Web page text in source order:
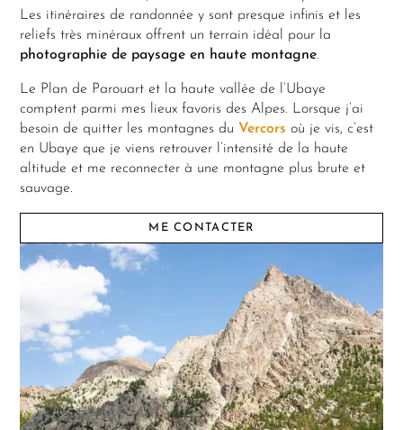
Les itinéraires de randonnée y sont presque infinis et les
reliefs très minéraux offrent un terrain idéal pour la
photographie de paysage en haute montagne.
Le Plan de Parouart et la haute vallée de l’Ubaye
comptent parmi mes lieux favoris des Alpes. Lorsque j’ai
besoin de quitter les montagnes du Vercors où je vis, c’est
en Ubaye que je viens retrouver l’intensité de la haute
altitude et me reconnecter à une montagne plus brute et
sauvage.
ME CONTACTER